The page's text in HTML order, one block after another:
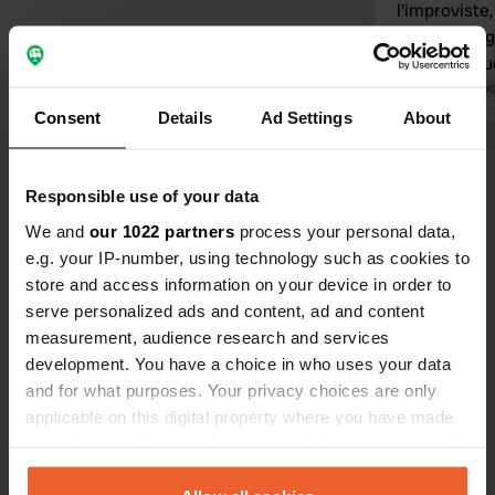
Consent Details Ad Settings About
Responsible use of your data
We and our 1022 partners process your personal data,
e.g. your IP-number, using technology such as cookies to
store and access information on your device in order to
serve personalized ads and content, ad and content
measurement, audience research and services
development. You have a choice in who uses your data
and for what purposes. Your privacy choices are only
applicable on this digital property where you have made
any time from the Cookie Declaration or by clicking on
Endroit
propres.
€. Abri à
comptent
visiteurs
avons
Traduit par
Es-tu déjà venu ici ?
Contact